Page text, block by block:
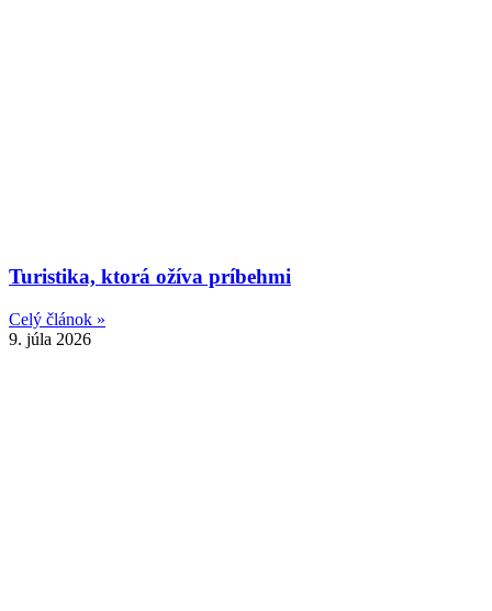
Turistika, ktorá ožíva príbehmi
Celý článok »
9. júla 2026